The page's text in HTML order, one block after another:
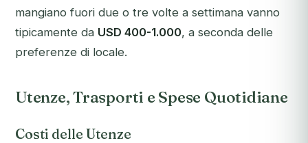
mangiano fuori due o tre volte a settimana vanno
tipicamente da USD 400-1.000, a seconda delle
preferenze di locale.
Utenze, Trasporti e Spese Quotidiane
Costi delle Utenze